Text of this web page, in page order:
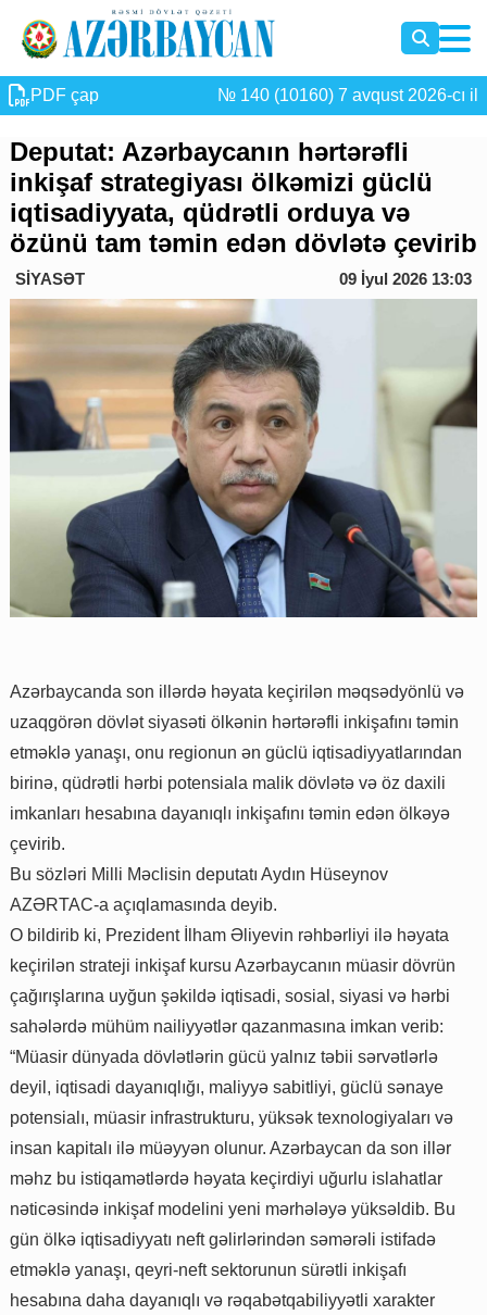
PDF çap № 140 (10160) 7 avqust 2026-cı il
Deputat: Azərbaycanın hərtərəfli
inkişaf strategiyası ölkəmizi güclü
iqtisadiyyata, qüdrətli orduya və
özünü tam təmin edən dövlətə çevirib
SİYASƏT 09 İyul 2026 13:03
Azərbaycanda son illərdə həyata keçirilən məqsədyönlü və
uzaqgörən dövlət siyasəti ölkənin hərtərəfli inkişafını təmin
etməklə yanaşı, onu regionun ən güclü iqtisadiyyatlarından
birinə, qüdrətli hərbi potensiala malik dövlətə və öz daxili
imkanları hesabına dayanıqlı inkişafını təmin edən ölkəyə
çevirib.
Bu sözləri Milli Məclisin deputatı Aydın Hüseynov
AZƏRTAC-a açıqlamasında deyib.
O bildirib ki, Prezident İlham Əliyevin rəhbərliyi ilə həyata
keçirilən strateji inkişaf kursu Azərbaycanın müasir dövrün
çağırışlarına uyğun şəkildə iqtisadi, sosial, siyasi və hərbi
sahələrdə mühüm nailiyyətlər qazanmasına imkan verib:
“Müasir dünyada dövlətlərin gücü yalnız təbii sərvətlərlə
deyil, iqtisadi dayanıqlığı, maliyyə sabitliyi, güclü sənaye
potensialı, müasir infrastrukturu, yüksək texnologiyaları və
insan kapitalı ilə müəyyən olunur. Azərbaycan da son illər
məhz bu istiqamətlərdə həyata keçirdiyi uğurlu islahatlar
nəticəsində inkişaf modelini yeni mərhələyə yüksəldib. Bu
gün ölkə iqtisadiyyatı neft gəlirlərindən səmərəli istifadə
etməklə yanaşı, qeyri-neft sektorunun sürətli inkişafı
hesabına daha dayanıqlı və rəqabətqabiliyyətli xarakter